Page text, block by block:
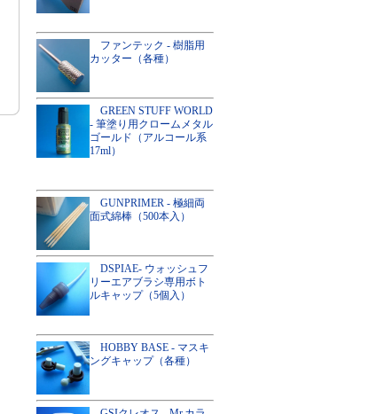
ファンテック - 樹脂用
カッター（各種）
GREEN STUFF WORLD
- 筆塗り用クロームメタル
ゴールド（アルコール系
17ml）
GUNPRIMER - 極細両
面式綿棒（500本入）
DSPIAE- ウォッシュフ
リーエアブラシ専用ボト
ルキャップ（5個入）
HOBBY BASE - マスキ
ングキャップ（各種）